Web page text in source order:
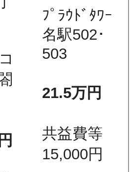
円
ﾌﾟﾗｳﾄﾞﾀﾜｰ
名駅502･
503
21.5万円
共益費等
15,000円